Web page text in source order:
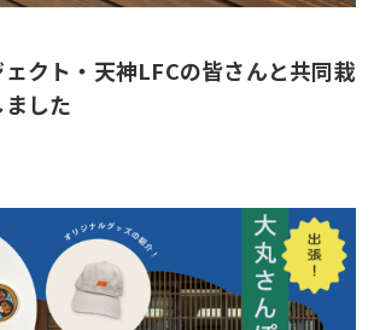
クト・天神LFCの皆さんと共同栽
した